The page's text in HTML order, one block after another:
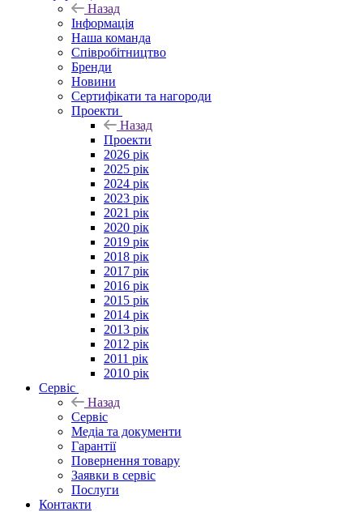
Назад
Інформація
Наша команда
Співробітництво
Бренди
Новини
Сертифікати та нагороди
Проекти
Назад
Проекти
2026 рік
2025 рік
2024 рік
2023 рік
2021 рік
2020 рік
2019 рік
2018 рік
2017 рік
2016 рік
2015 рік
2014 рік
2013 рік
2012 рік
2011 рік
2010 рік
Сервіс
Назад
Сервіс
Медіа та документи
Гарантії
Повернення товару
Заявки в сервіс
Послуги
Контакти